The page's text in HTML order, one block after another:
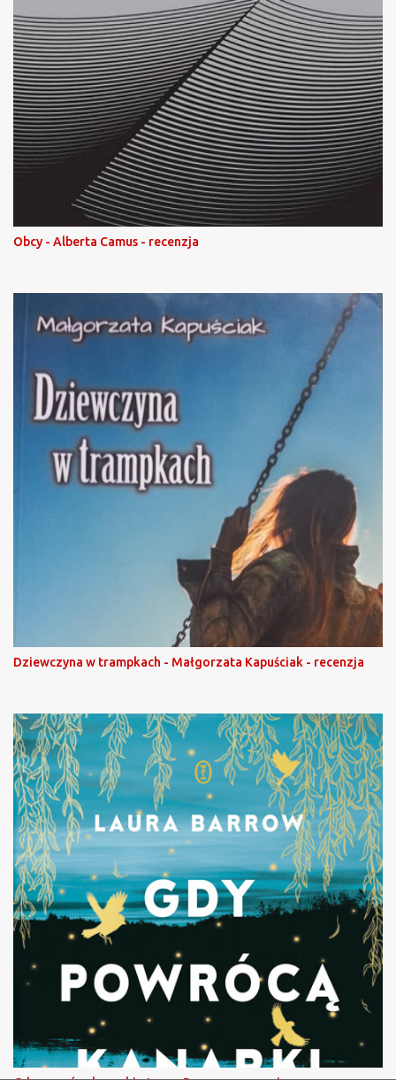
Obcy - Alberta Camus - recenzja
Dziewczyna w trampkach - Małgorzata Kapuściak - recenzja